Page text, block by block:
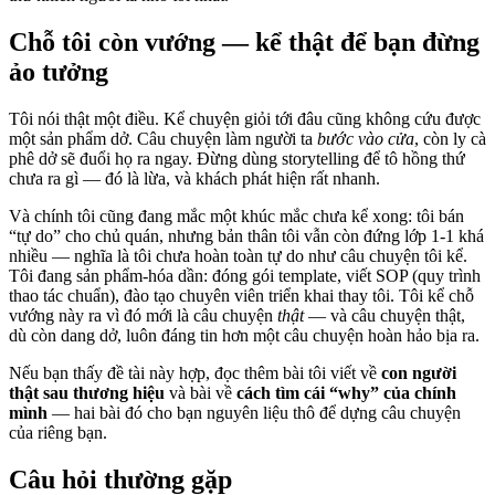
Chỗ tôi còn vướng — kể thật để bạn đừng
ảo tưởng
Tôi nói thật một điều. Kể chuyện giỏi tới đâu cũng không cứu được
một sản phẩm dở. Câu chuyện làm người ta bước vào cửa, còn ly cà
phê dở sẽ đuổi họ ra ngay. Đừng dùng storytelling để tô hồng thứ
chưa ra gì — đó là lừa, và khách phát hiện rất nhanh.
Và chính tôi cũng đang mắc một khúc mắc chưa kể xong: tôi bán
“tự do” cho chủ quán, nhưng bản thân tôi vẫn còn đứng lớp 1-1 khá
nhiều — nghĩa là tôi chưa hoàn toàn tự do như câu chuyện tôi kể.
Tôi đang sản phẩm-hóa dần: đóng gói template, viết SOP (quy trình
thao tác chuẩn), đào tạo chuyên viên triển khai thay tôi. Tôi kể chỗ
vướng này ra vì đó mới là câu chuyện thật— và câu chuyện thật,
dù còn dang dở, luôn đáng tin hơn một câu chuyện hoàn hảo bịa ra.
Nếu bạn thấy đề tài này hợp, đọc thêm bài tôi viết về con người
thật sau thương hiệu và bài về cách tìm cái “why” của chính
mình — hai bài đó cho bạn nguyên liệu thô để dựng câu chuyện
của riêng bạn.
Câu hỏi thường gặp